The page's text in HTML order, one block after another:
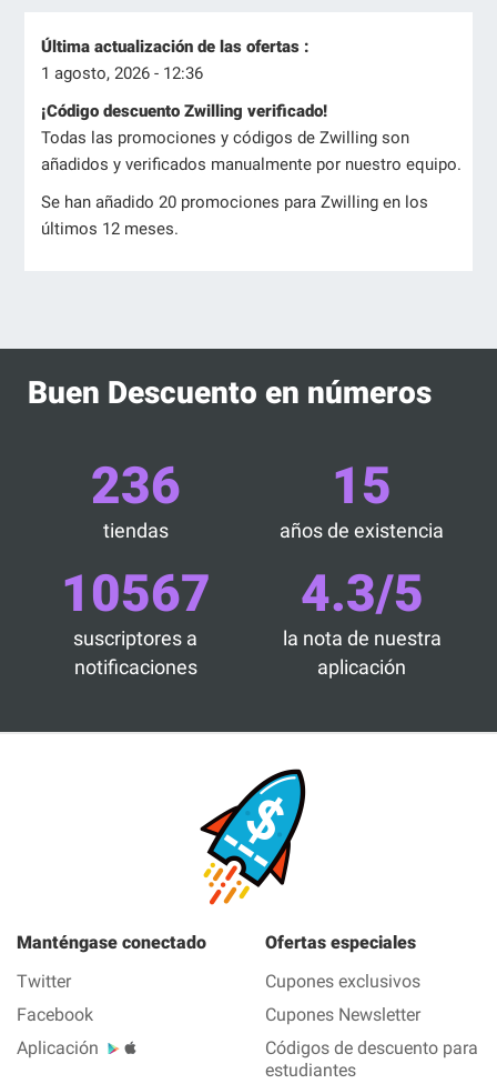
Última actualización de las ofertas :
1 agosto, 2026 - 12:36
¡Código descuento Zwilling verificado!
Todas las promociones y códigos de Zwilling son
añadidos y verificados manualmente por nuestro equipo.
Se han añadido 20 promociones para Zwilling en los
últimos 12 meses.
Buen Descuento en números
236
tiendas
15
años de existencia
10567
suscriptores a
notificaciones
4.3/5
la nota de nuestra
aplicación
Manténgase conectado
Twitter
Facebook
Aplicación
Ofertas especiales
Cupones exclusivos
Cupones Newsletter
Códigos de descuento para
estudiantes